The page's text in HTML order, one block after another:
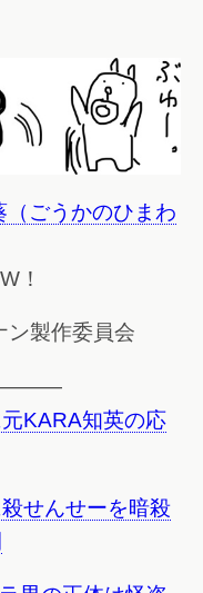
（ごうかのひまわ
！
製作委員会
KARA知英の応
せんせーを暗殺